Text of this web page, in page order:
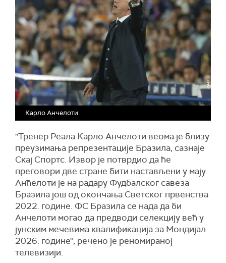
Карло Анчелоти
"Тренер Реала Карло Анчелоти веома је близу
преузимања репрезентације Бразила, сазнаје
Скај Спортс. Извор је потврдио да ће
преговори две стране бити настављени у мају.
Анћелоти је на радару Фудбалског савеза
Бразила још од окончања Светског првенства
2022. године. ФС Бразила се нада да би
Анчелоти могао да предводи селекцију већ у
јунским мечевима квалификација за Мондијал
2026. године", речено је реномираној
телевизији.